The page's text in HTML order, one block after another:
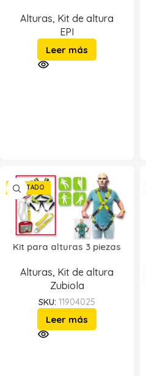
Alturas, Kit de altura
EPI
Leer más
AGOTADO
Kit para alturas 3 piezas
Alturas, Kit de altura
Zubiola
SKU: 11904025
Leer más